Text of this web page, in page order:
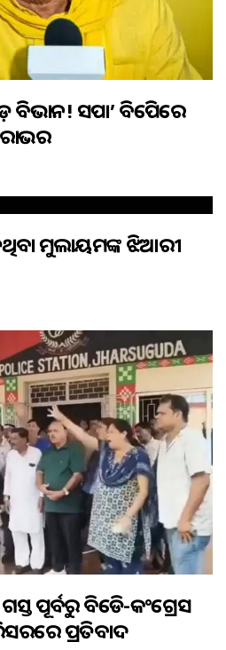
ବିଭାଜନ! ସପା’ ବିଜେପିରେ
ମୁଲାୟମଙ୍କ ଝିଆରୀ
ପୂର୍ବରୁ ବିଜେଡି-କଂଗ୍ରେସ
ପ୍ରତିବାଦ